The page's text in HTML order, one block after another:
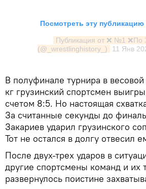
Посмотреть эту
Публикация от ❌ №1 ❌По
(@_wrestlinghistory_)
11 Янв
В полуфинале турнира в
кг грузинский спортсмен
счетом 8:5. Но настоящая
За считанные секунды до
Закариев ударил грузинского
Тот не остался в долгу отвесил
После двух-трех ударов в
другие спортсмены команд и их
развернулось поистине